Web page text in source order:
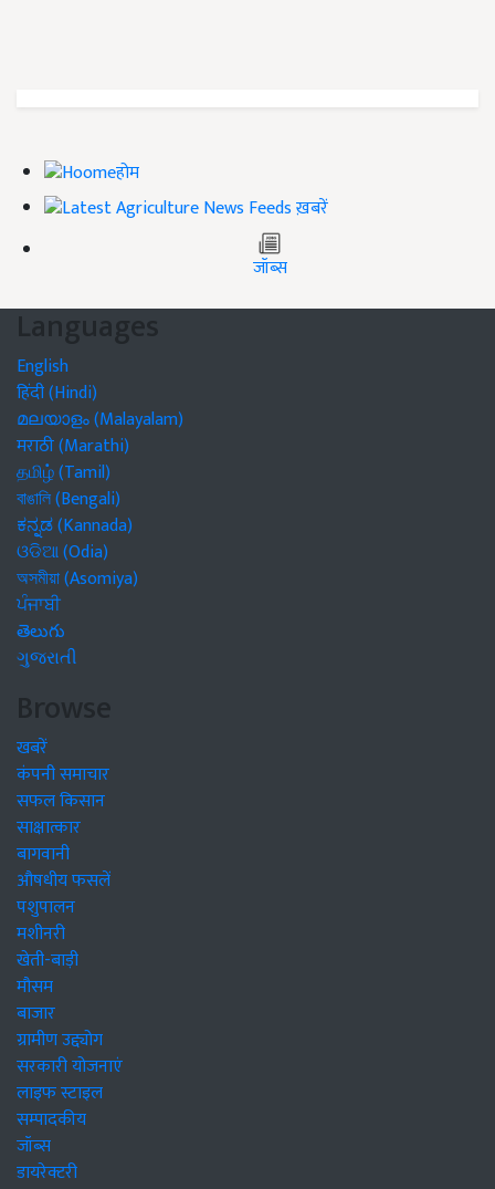
होम
ख़बरें
जॉब्स
Languages
English
हिंदी (Hindi)
മലയാളം (Malayalam)
मराठी (Marathi)
தமிழ் (Tamil)
বাঙালি (Bengali)
ಕನ್ನಡ (Kannada)
ଓଡିଆ (Odia)
অসমীয়া (Asomiya)
ਪੰਜਾਬੀ
తెలుగు
ગુજરાતી
Browse
खबरें
कंपनी समाचार
सफल किसान
साक्षात्कार
बागवानी
औषधीय फसलें
पशुपालन
मशीनरी
खेती-बाड़ी
मौसम
बाजार
ग्रामीण उद्द्योग
सरकारी योजनाएं
लाइफ स्टाइल
सम्पादकीय
जॉब्स
डायरेक्टरी